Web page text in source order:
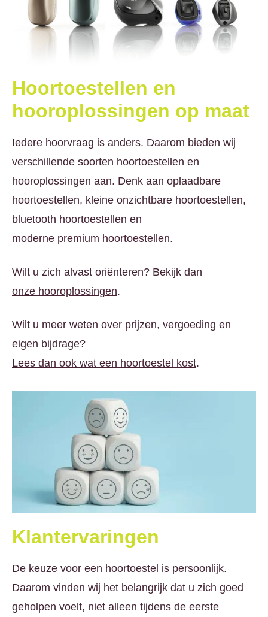
Hoortoestellen en
hooroplossingen op maat
Iedere hoorvraag is anders. Daarom bieden wij
verschillende soorten hoortoestellen en
hooroplossingen aan. Denk aan oplaadbare
hoortoestellen, kleine onzichtbare hoortoestellen,
bluetooth hoortoestellen en
moderne premium hoortoestellen.
Wilt u zich alvast oriënteren? Bekijk dan
onze hooroplossingen.
Wilt u meer weten over prijzen, vergoeding en
eigen bijdrage?
Lees dan ook wat een hoortoestel kost.
Klantervaringen
De keuze voor een hoortoestel is persoonlijk.
Daarom vinden wij het belangrijk dat u zich goed
geholpen voelt, niet alleen tijdens de eerste